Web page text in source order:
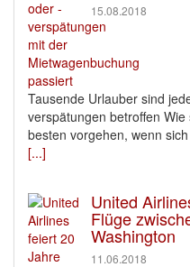
15.08.2018
Tausende Urlauber sind
verspätungen betroffen
besten vorgehen, wenn
[...]
United
Flüge
Washington
11.06.2018